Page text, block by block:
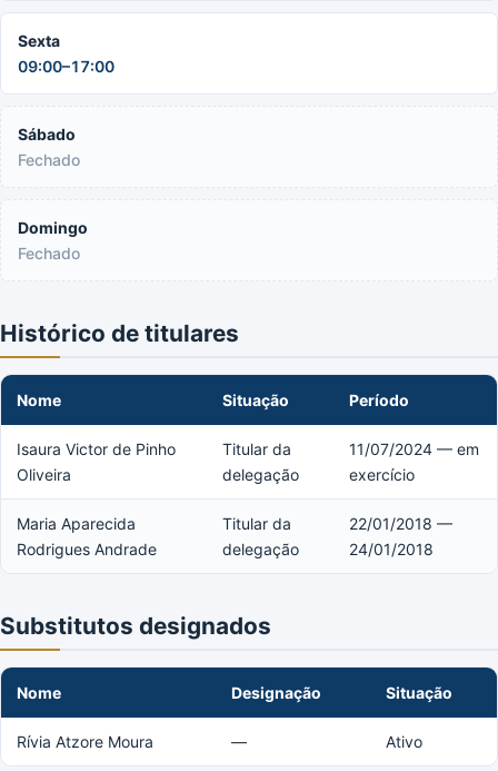
Sexta
09:00–17:00
Sábado
Fechado
Domingo
Fechado
Histórico de titulares
Nome Situação Período
Isaura Victor de Pinho
Oliveira
Titular da
delegação
11/07/2024 — em
exercício
Maria Aparecida
Rodrigues Andrade
Titular da
delegação
22/01/2018 —
24/01/2018
Substitutos designados
Nome Designação Situação
Rívia Atzore Moura — Ativo